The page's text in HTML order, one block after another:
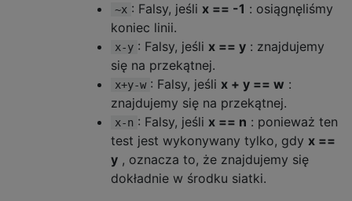
~x : Falsy, jeśli x == -1 : osiągnęliśmy
koniec linii.
x-y : Falsy, jeśli x == y : znajdujemy
się na przekątnej.
x+y-w : Falsy, jeśli x + y == w :
znajdujemy się na przekątnej.
x-n : Falsy, jeśli x == n : ponieważ ten
test jest wykonywany tylko, gdy x ==
y , oznacza to, że znajdujemy się
dokładnie w środku siatki.